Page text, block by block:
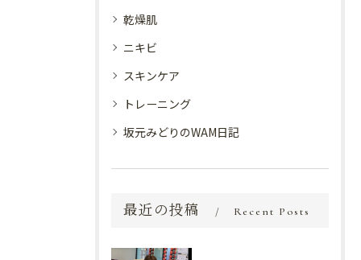
乾燥肌
ニキビ
スキンケア
トレーニング
坂元みどりのWAM日記
最近の投稿 Recent Posts